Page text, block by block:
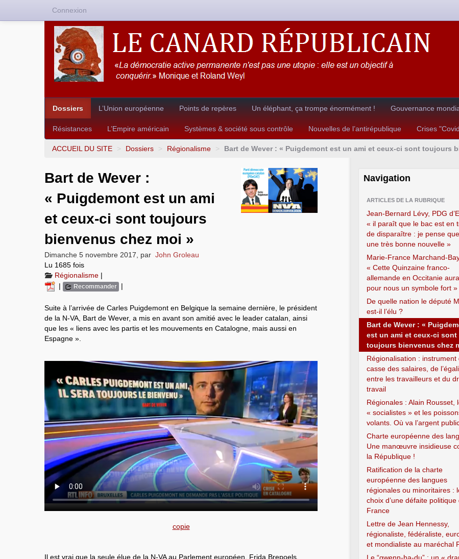
Dossiers L’Union européenne Points de repères Un éléphant, ça trompe énormément ! Gouvernance
Résistances L’Empire américain Systèmes & société sous contrôle Nouvelles de l’antirépublique Crises
ACCUEIL DU SITE > Dossiers > Régionalisme > Bart de Wever : « Puigdemont est un ami et ceux-ci sont toujours
Bart de Wever :
« Puigdemont est un ami
et ceux-ci sont toujours
bienvenus chez moi »
Dimanche 5 novembre 2017 par John Groleau
Lu 1685 fois
Régionalisme |
|
Recommander |
Suite à l’arrivée de Carles Puigdemont en Belgique la semaine dernière, le président
de la N-VA, Bart de Wever, a mis en avant son amitié avec le leader catalan, ainsi
que les « liens avec les partis et les mouvements en Catalogne, mais aussi en
Espagne ».
copie
Il est vrai que la seule élue de la N-VA au Parlement européen, Frida Brepoels,
Navigation
ARTICLES DE LA RUBRIQUE
Jean-Bernard Lévy, PDG
« il paraît que le bac est en
de disparaître : je pense que
une très bonne nouvelle »
Marie-France Marchand-
« Cette Quinzaine franco-
allemande en Occitanie
pour nous un symbole fort »
De quelle nation le député
est-il l’élu ?
Bart de Wever : «
est un ami et ceux-ci sont
toujours bienvenus chez
Régionalisation : instrument
casse des salaires, de
entre les travailleurs et du
travail
Régionales : Alain Rousset,
« socialistes » et les
volants. Où va l’argent
Charte européenne des
Une manœuvre insidieuse
la République !
Ratification de la charte
européenne des langues
régionales ou minoritaires :
choix d’une défaite politique
France
Lettre de Jean Hennessy,
régionaliste, fédéraliste,
et mondialiste au maréchal
Connexion